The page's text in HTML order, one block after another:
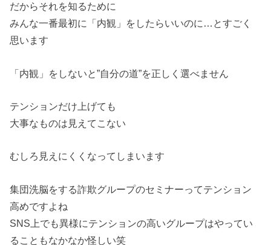
だからそれを知るために
みんな一番最初に「内観」をしたらいいのに…とすごく
思います
「内観」をしないと”自分の道”を正しく選べません
テンションだけ上げても
大事なものは見えてこない
むしろ見えにくくなってしまいます
集団洗脳をする詐欺グループのセミナーってテンション
高めですよね
SNS上でも異様にテンションの高いグループはやってい
ることもなかなか怪しい笑